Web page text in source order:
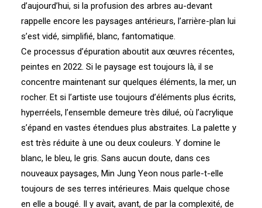
d’aujourd’hui, si la profusion des arbres au-devant
rappelle encore les paysages antérieurs, l’arrière-plan lui
s’est vidé, simplifié, blanc, fantomatique.
Ce processus d’épuration aboutit aux œuvres récentes,
peintes en 2022. Si le paysage est toujours là, il se
concentre maintenant sur quelques éléments, la mer, un
rocher. Et si l’artiste use toujours d’éléments plus écrits,
hyperréels, l’ensemble demeure très dilué, où l’acrylique
s’épand en vastes étendues plus abstraites. La palette y
est très réduite à une ou deux couleurs. Y domine le
blanc, le bleu, le gris. Sans aucun doute, dans ces
nouveaux paysages, Min Jung Yeon nous parle-t-elle
toujours de ses terres intérieures. Mais quelque chose
en elle a bougé. Il y avait, avant, de par la complexité, de